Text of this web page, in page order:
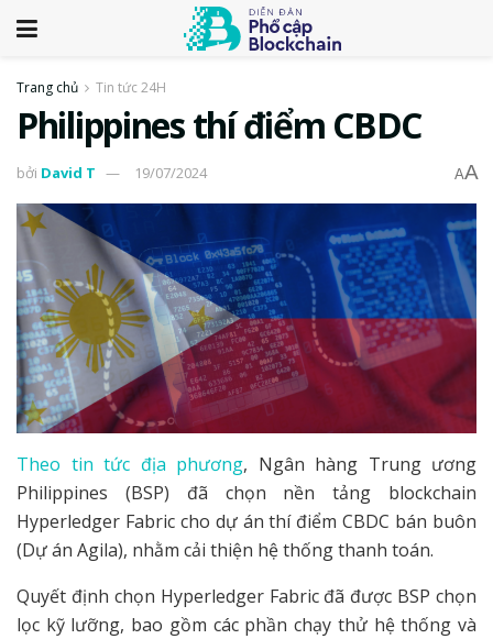
Trang chủ Tin tức 24H
​​Philippines thí điểm CBDC
bởi David T 19/07/2024 AA
Theo tin tức địa phương, Ngân hàng Trung ương
Philippines (BSP) đã chọn nền tảng blockchain
Hyperledger Fabric cho dự án thí điểm CBDC bán buôn
(Dự án Agila), nhằm cải thiện hệ thống thanh toán.
Quyết định chọn Hyperledger Fabric đã được BSP chọn
lọc kỹ lưỡng, bao gồm các phần chạy thử hệ thống và